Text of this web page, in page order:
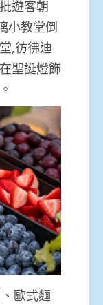
遊客朝
小教堂倒
,彷彿迪
聖誕燈飾
歐式麵